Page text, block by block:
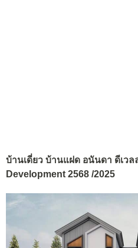
บ้านเดี่ยว บ้านแฝด อนันดา ดีเว
Development 2568 /2025